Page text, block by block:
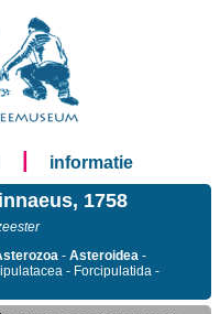
informatie
1758
- Asteroidea -
- Forcipulatida -